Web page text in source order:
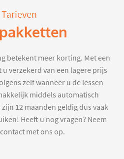
Tarieven
betekent meer korting. Met een
verzekerd van een lagere prijs
zelf wanneer u de lessen
middels automatisch
12 maanden geldig dus vaak
Heeft u nog vragen? Neem
met ons op.